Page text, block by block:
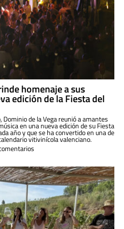
homenaje a sus
edición de la Fiesta del
Dominio de la Vega reunió a amantes
en una nueva edición de su Fiesta
año y que se ha convertido en una de
vitivinícola valenciano.